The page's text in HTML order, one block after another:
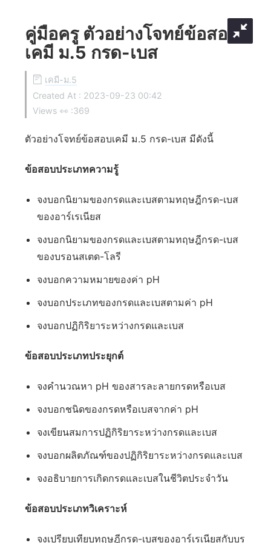
คู่มือครู ตัวอย่างโจทย์ข้อสอบ
เคมี ม.5 กรด-เบส
เคมี-ม.5
Created At : 2023-09-23 00:42
Views 👀 :369
ตัวอย่างโจทย์ข้อสอบเคมี ม.5 กรด-เบส มีดังนี้
ข้อสอบประเภทความรู้
จงบอกนิยามของกรดและเบสตามทฤษฎีกรด-เบส
ของอาร์เรเนียส
จงบอกนิยามของกรดและเบสตามทฤษฎีกรด-เบส
ของบรอนสเตด-โลรี
จงบอกความหมายของค่า pH
จงบอกประเภทของกรดและเบสตามค่า pH
จงบอกปฏิกิริยาระหว่างกรดและเบส
ข้อสอบประเภทประยุกต์
จงคำนวณหา pH ของสารละลายกรดหรือเบส
จงบอกชนิดของกรดหรือเบสจากค่า pH
จงเขียนสมการปฏิกิริยาระหว่างกรดและเบส
จงบอกผลิตภัณฑ์ของปฏิกิริยาระหว่างกรดและเบส
จงอธิบายการเกิดกรดและเบสในชีวิตประจำวัน
ข้อสอบประเภทวิเคราะห์
จงเปรียบเทียบทฤษฎีกรด-เบสของอาร์เรเนียสกับบร